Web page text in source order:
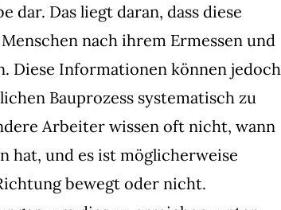
dar. Das liegt daran, dass diese
nach ihrem Ermessen und
Diese Informationen können jedoch
Bauprozess systematisch zu
Arbeiter wissen oft nicht, wann
hat, und es ist möglicherweise
bewegt oder nicht.